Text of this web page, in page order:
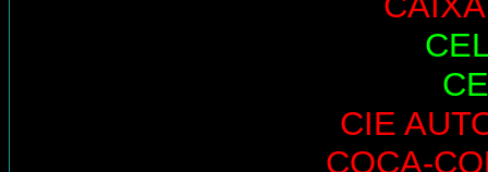
CIE
COCA-